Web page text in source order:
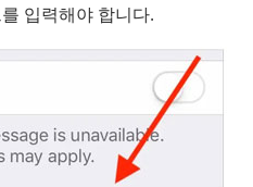
입력해야 합니다.